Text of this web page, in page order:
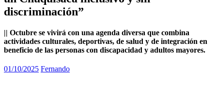
discriminación”
|| Octubre se vivirá con una agenda diversa que combina
actividades culturales, deportivas, de salud y de integración en
beneficio de las personas con discapacidad y adultos mayores.
01/10/2025 Fernando